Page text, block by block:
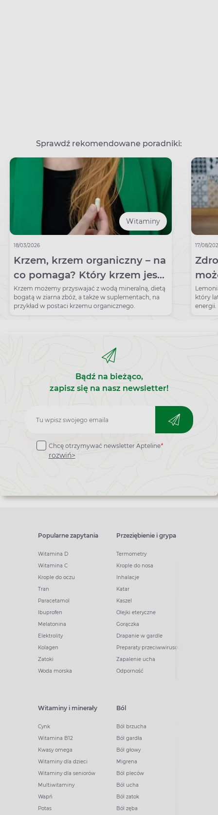
Sprawdź rekomendowane poradniki:
Witaminy
18/03/2026
Krzem, krzem organiczny – na
co pomaga? Który krzem jest
najlepiej przyswajany?
Krzem możemy przyswajać z wodą mineralną, dietą
bogatą w ziarna zbóż, a także w suplementach, na
przykład w postaci krzemu organicznego.
17/08/
który
Bądź na bieżąco,
zapisz się na nasz newsletter!
Zapisz
do
newslettera
Chcę otrzymywać newsletter Apteline*
rozwiń>
Popularne zapytania
Witamina D
Witamina C
Krople do oczu
Tran
Paracetamol
Ibuprofen
Melatonina
Elektrolity
Kolagen
Zatoki
Woda morska
Przeziębienie i grypa
Termometry
Krople do nosa
Inhalacje
Katar
Kaszel
Olejki eteryczne
Gorączka
Drapanie w gardle
Preparaty przeciwwirusowe
Zapalenie ucha
Odporność
Witaminy i minerały
Cynk
Witamina B12
Kwasy omega
Witaminy dla dzieci
Witaminy dla seniorów
Multiwitaminy
Wapń
Potas
Ból
Ból brzucha
Ból gardła
Ból głowy
Migrena
Ból pleców
Ból ucha
Ból zatok
Ból zęba